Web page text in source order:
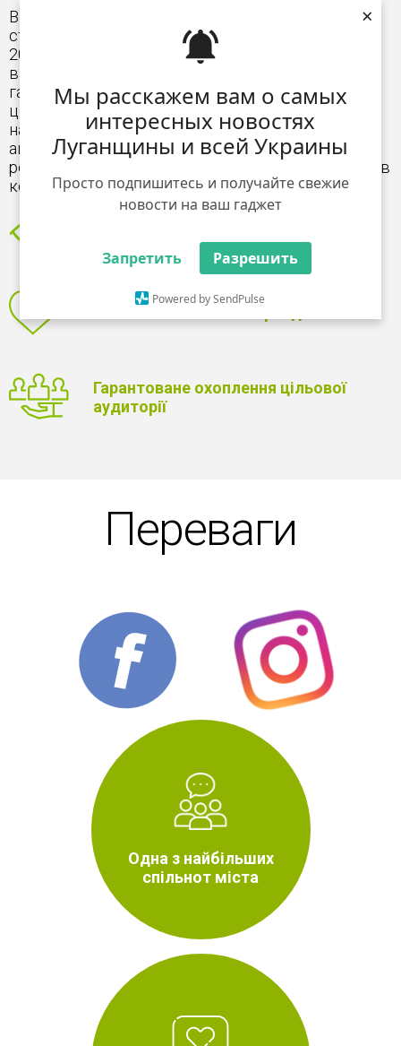
Мы расскажем вам о самых
интересных новостях
Луганщины и всей Украины
Просто подпишитесь и получайте свежие
новости на ваш гаджет
Запретить Разрешить
Powered by SendPulse
×
Все просто — при розміщенні Вашого поста в
стрічці нашого співтовариства його побачать від
2000 людей на день, що позитивно відіб'ється на
впізнаваності Вашого бренду і забезпечить
гарантоване охоплення рекламного посту з
цільової аудиторії. Пакетне розміщення в кількох
наших плейсмент, в соціальних мережах
автоматично збільшить результат Вашої
рекламної компанії серед унікальних користувачів
кожної окремої взятої соцмережі.
2000 переглядів вашого поста за
Гарантоване охоплення цільової
аудиторії
Переваги
Одна з найбільших
спільнот міста